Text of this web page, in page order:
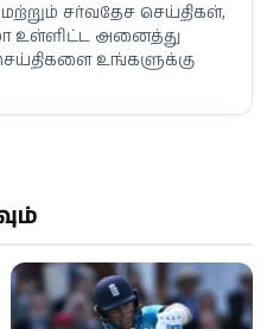
சர்வதேச செய்திகள்,
உள்ளிட்ட அனைத்து
செய்திகளை உங்களுக்கு